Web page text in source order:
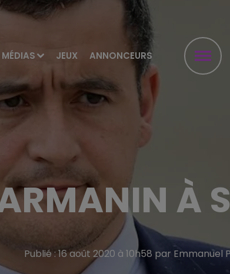
MÉDIAS JEUX ANNONCEURS
À
Publié : 16 août 2020 à 10h58 par Emmanuel